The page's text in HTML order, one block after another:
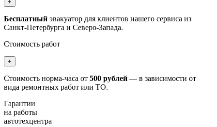
+
Бесплатный эвакуатор для клиентов нашего сервиса из
Санкт-Петербурга и Северо-Запада.
Стоимость работ
+
Стоимость норма-часа от 500 рублей — в зависимости от
вида ремонтных работ или ТО.
Гарантии
на работы
автотехцентра